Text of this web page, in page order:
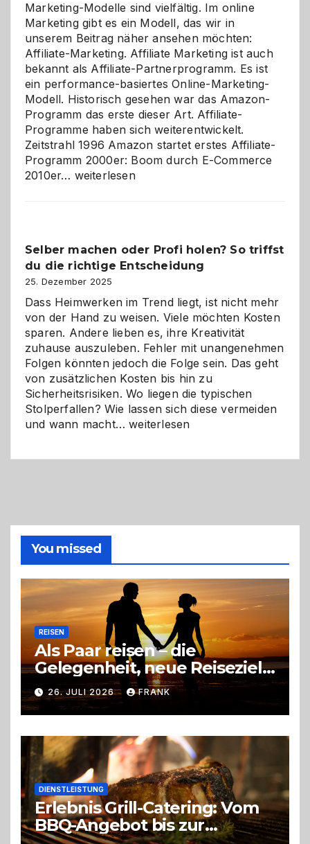
Marketing-Modelle sind vielfältig. Im online
Marketing gibt es ein Modell, das wir in
unserem Beitrag näher ansehen möchten:
Affiliate-Marketing. Affiliate Marketing ist auch
bekannt als Affiliate-Partnerprogramm. Es ist
ein performance-basiertes Online-Marketing-
Modell. Historisch gesehen war das Amazon-
Programm das erste dieser Art. Affiliate-
Programme haben sich weiterentwickelt.
Zeitstrahl 1996 Amazon startet erstes Affiliate-
Programm 2000er: Boom durch E-Commerce
2010er… Affiliate-
Herausforderungen
und
Zukunft
weiterlesen
Selber machen oder Profi holen? So triffst
du die richtige Entscheidung
25. Dezember 2025
Dass Heimwerken im Trend liegt, ist nicht mehr
von der Hand zu weisen. Viele möchten Kosten
sparen. Andere lieben es, ihre Kreativität
zuhause auszuleben. Fehler mit unangenehmen
Folgen könnten jedoch die Folge sein. Das geht
von zusätzlichen Kosten bis hin zu
Sicherheitsrisiken. Wo liegen die typischen
Stolperfallen? Wie lassen sich diese vermeiden
und wann macht…Selber
richtige
Entscheidung
weiterlesen
You missed
REISEN
Als Paar reisen – die
Gelegenheit, neue Reiseziele
zu entdecken
26. JULI 2026 FRANK
DIENSTLEISTUNG
Erlebnis Grill-Catering: Vom
BBQ-Angebot bis zur